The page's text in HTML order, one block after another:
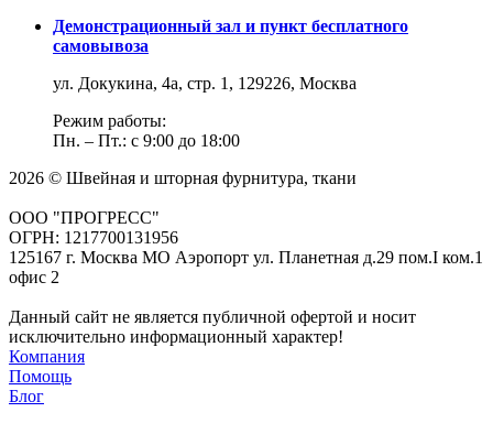
Демонстрационный зал и пункт бесплатного
самовывоза
ул. Докукина, 4а, стр. 1, 129226, Москва
Режим работы:
Пн. – Пт.: с 9:00 до 18:00
2026 © Швейная и шторная фурнитура, ткани
ООО "ПРОГРЕСС"
ОГРН: 1217700131956
125167 г. Москва МО Аэропорт ул. Планетная д.29 пом.I ком.1
офис 2
Данный сайт не является публичной офертой и носит
исключительно информационный характер!
Компания
Помощь
Блог